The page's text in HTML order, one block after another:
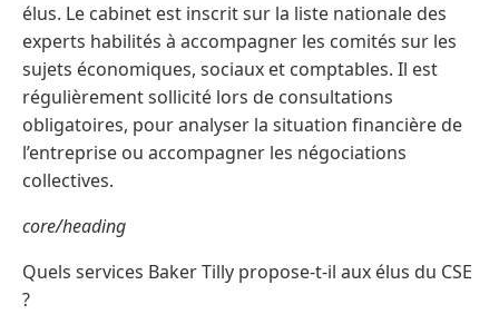
élus. Le cabinet est inscrit sur la liste nationale des
experts habilités à accompagner les comités sur les
sujets économiques, sociaux et comptables. Il est
régulièrement sollicité lors de consultations
obligatoires, pour analyser la situation financière de
l’entreprise ou accompagner les négociations
collectives.
core/heading
Quels services Baker Tilly propose-t-il aux élus du CSE
?